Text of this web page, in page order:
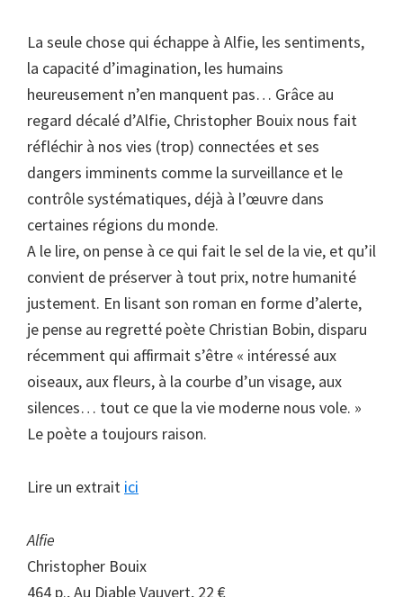
La seule chose qui échappe à Alfie, les sentiments,
la capacité d’imagination, les humains
heureusement n’en manquent pas… Grâce au
regard décalé d’Alfie, Christopher Bouix nous fait
réfléchir à nos vies (trop) connectées et ses
dangers imminents comme la surveillance et le
contrôle systématiques, déjà à l’œuvre dans
certaines régions du monde.
A le lire, on pense à ce qui fait le sel de la vie, et qu’il
convient de préserver à tout prix, notre humanité
justement. En lisant son roman en forme d’alerte,
je pense au regretté poète Christian Bobin, disparu
récemment qui affirmait s’être « intéressé aux
oiseaux, aux fleurs, à la courbe d’un visage, aux
silences… tout ce que la vie moderne nous vole. »
Le poète a toujours raison.
Lire un extrait ici
Alfie
Christopher Bouix
464 p., Au Diable Vauvert, 22 €